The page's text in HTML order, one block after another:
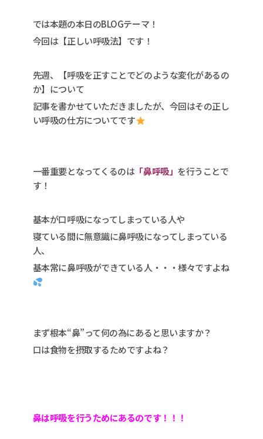
では本題の本日のBLOGテーマ！
今回は【正しい呼吸法】です！
先週、【呼吸を正すことでどのような変化があるの
か】について
記事を書かせていただきましたが、今回はその正し
い呼吸の仕方についてです
一番重要となってくるのは「鼻呼吸」 を行うことで
す！
基本が口呼吸になってしまっている人や
寝ている間に無意識に鼻呼吸になってしまっている
人、
基本常に鼻呼吸ができている人・・・様々ですよね
まず根本“鼻”って何の為にあると思いますか？
口は食物を摂取するためですよね？
鼻は呼吸を行うためにあるのです！！！